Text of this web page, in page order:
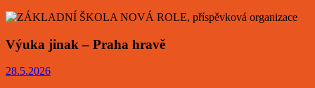
Výuka jinak – Praha hravě
28.5.2026